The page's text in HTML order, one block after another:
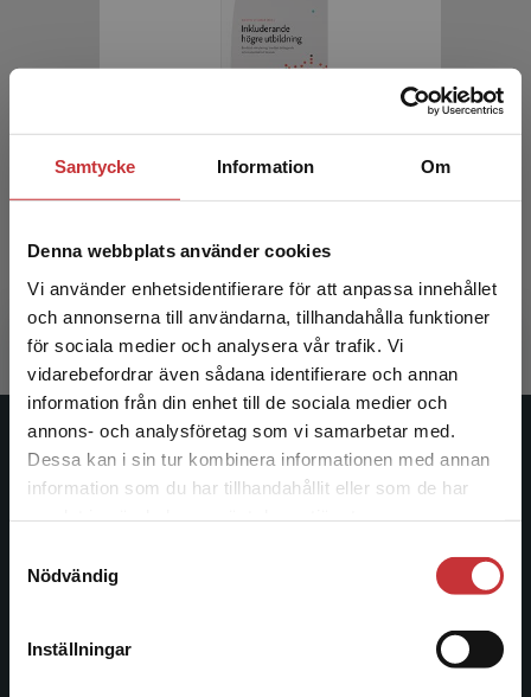
Samtycke Information Om
Denna webbplats använder cookies
Vi använder enhetsidentifierare för att anpassa innehållet
och annonserna till användarna, tillhandahålla funktioner
för sociala medier och analysera vår trafik. Vi
vidarebefordrar även sådana identifierare och annan
information från din enhet till de sociala medier och
annons- och analysföretag som vi samarbetar med.
Dessa kan i sin tur kombinera informationen med annan
information som du har tillhandahållit eller som de har
Nödvändig
Inställningar
Begränsad fraktregion
Det verkar som att du besöker
studentlitteratur.se via en enhet utanför Sverige.
Vi erbjuder inte leveranser utanför Sverige. För
att kunna slutföra ett köp måste
Inkluderande högre utbildning
Stigmar, Martin (red.)
365 krinkl. moms
Exkl. moms: 344 kr
Studentlitteratur
facklitteratur, utbildningar och digitala
informationstjänster i utbudet, finns Studentlitteratur med